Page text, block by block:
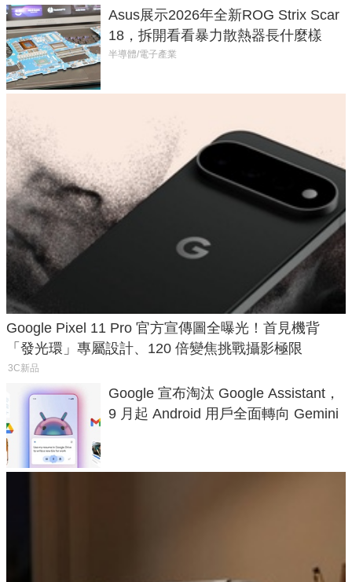
Asus展示2026年全新ROG Strix Scar
18，拆開看看暴力散熱器長什麼樣
半導體/電子產業
Google Pixel 11 Pro 官方宣傳圖全曝光！首見機背
「發光環」專屬設計、120 倍變焦挑戰攝影極限
3C新品
Google 宣布淘汰 Google Assistant，
9 月起 Android 用戶全面轉向 Gemini